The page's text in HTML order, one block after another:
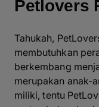
Petlovers
Tahukah,
membutuhkan
berkembang
merupakan anak-
miliki, tentu